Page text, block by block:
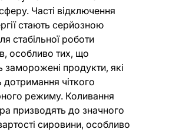
Часті відключення
стають серйозною
стабільної роботи
особливо тих, що
заморожені продукти, які
чіткого
режиму. Коливання
призводять до значного
сировини, особливо